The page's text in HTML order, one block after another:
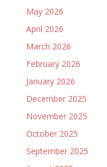
May 2026
April 2026
March 2026
February 2026
January 2026
December 2025
November 2025
October 2025
September 2025